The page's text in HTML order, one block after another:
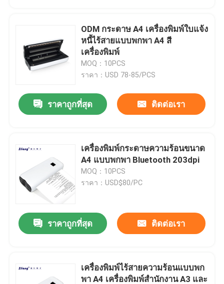
เกี่ยวกับเรา
ติดต่อเรา
ข่าว
ทุกกรณี
เครื่องพิมพ์ใบเสร็จ 58 มม.
ODM กระดาษ A4 เครื่องพิมพ์ใบแจ้ง
หนี้ไร้สายแบบพกพา A4 สี
เครื่องพิมพ์
MOQ：10PCS
ราคา：USD 78-85/PCS
ราคาถูกที่สุด ติดต่อเรา
เครื่องพิมพ์กระดาษความร้อนขนาด
A4 แบบพกพา Bluetooth 203dpi
MOQ：10PCS
ราคา：USD$80/PC
ราคาถูกที่สุด ติดต่อเรา
เครื่องพิมพ์ไร้สายความร้อนแบบพก
พา A4 เครื่องพิมพ์สำนักงาน A3 และ